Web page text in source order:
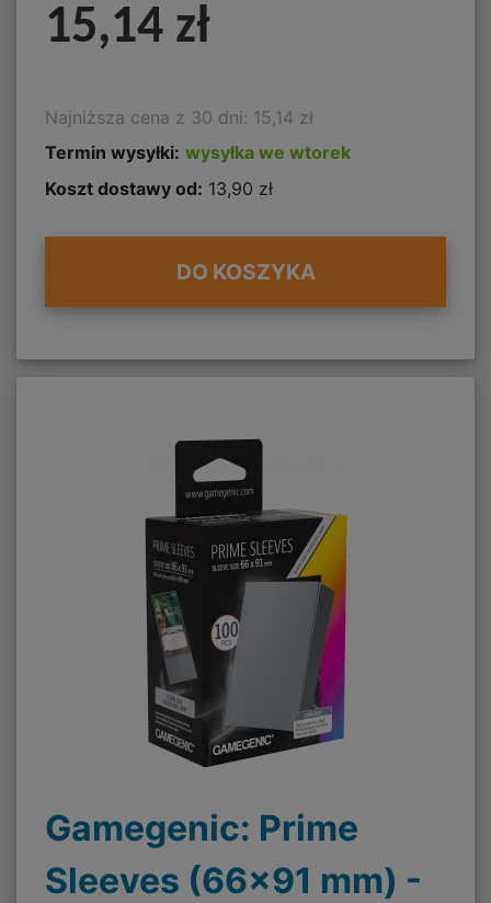
15,14 zł
Najniższa cena z 30 dni: 15,14 zł
Termin wysyłki: wysyłka we wtorek
Koszt dostawy od: 13,90 zł
DO KOSZYKA
Gamegenic: Prime
Sleeves (66x91 mm) -